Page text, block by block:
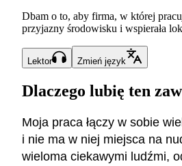
Dbam o to, aby firma, w której
przyjazny środowisku i wspierała
Lektor Zmień język
Dlaczego lubię ten
Moja praca łączy w sobie
i nie ma w niej miejsca na
wieloma ciekawymi ludźmi,